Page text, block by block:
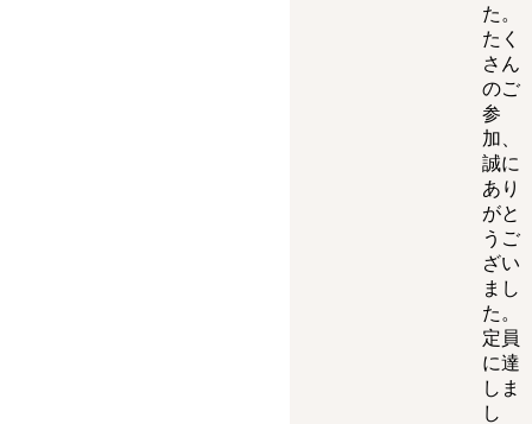
た。
たく
さん
のご
参
加、
誠に
あり
がと
うご
ざい
まし
た。
定員
に達
しま
し